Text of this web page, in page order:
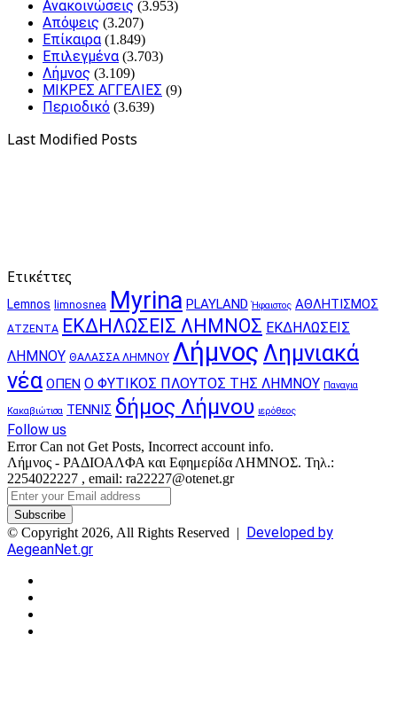
Ανακοινώσεις (3.953)
Απόψεις (3.207)
Επίκαιρα (1.849)
Επιλεγμένα (3.703)
Λήμνος (3.109)
ΜΙΚΡΕΣ ΑΓΓΕΛΙΕΣ (9)
Περιοδικό (3.639)
Last Modified Posts
Ετικέττες
Lemnos limnosnea Myrina PLAYLAND Ήφαιστος ΑΘΛΗΤΙΣΜΟΣ
ΑΤΖΕΝΤΑ ΕΚΔΗΛΩΣΕΙΣ ΛΗΜΝΟΣ ΕΚΔΗΛΩΣΕΙΣ
ΛΗΜΝΟΥ ΘΑΛΑΣΣΑ ΛΗΜΝΟΥ Λήμνος Λημνιακά
νέα ΟΠΕΝ Ο ΦΥΤΙΚΟΣ ΠΛΟΥΤΟΣ ΤΗΣ ΛΗΜΝΟΥ Παναγια
Κακαβιώτισα ΤΕΝΝΙΣ δήμος Λήμνου ιερόθεος
Follow us
Error Can not Get Posts, Incorrect account info.
Λήμνος - ΡΑΔΙΟΑΛΦΑ και Εφημερίδα ΛΗΜΝΟΣ. Τηλ.:
2254022227 , email: ra22227@otenet.gr
Enter
your
Email
address
© Copyright 2026, All Rights Reserved | Developed by
AegeanNet.gr